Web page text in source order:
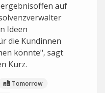
auf
Ideen
die Kundinnen
könnte", sagt
Kurz.
Tomorrow